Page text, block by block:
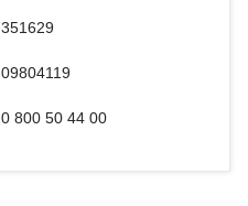
351629
09804119
0 800 50 44 00